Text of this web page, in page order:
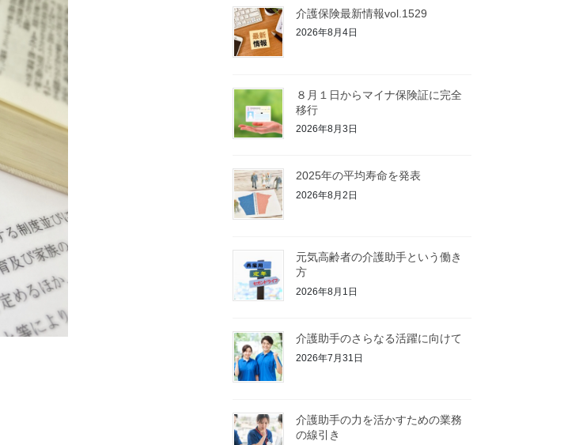
介護保険最新情報vol.1529
2026年8月4日
８月１日からマイナ保険証に完全
移行
2026年8月3日
2025年の平均寿命を発表
2026年8月2日
元気高齢者の介護助手という働き
方
2026年8月1日
介護助手のさらなる活躍に向けて
2026年7月31日
介護助手の力を活かすための業務
の線引き